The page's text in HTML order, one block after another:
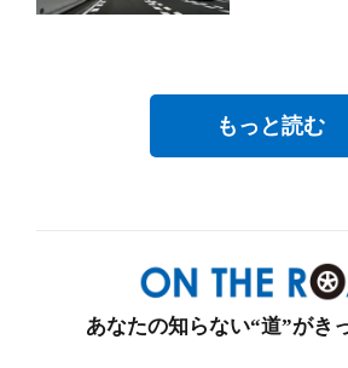
もっと読む
あなたの知らない“道”がき